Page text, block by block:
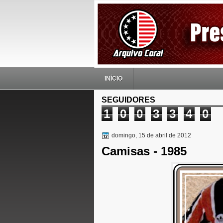
INÍCIO
SEGUIDORES
1 0 0 3 3 4 0
domingo, 15 de abril de 2012
Camisas - 1985